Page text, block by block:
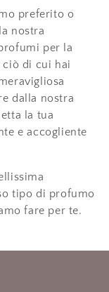
preferito o
nostra
per la
di cui hai
dalla nostra
la tua
e accogliente
tipo di profumo
fare per te.